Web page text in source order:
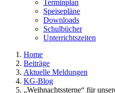
Terminplan
Speisepläne
Downloads
Schulbücher
Unterrichtszeiten
Home
Beiträge
Aktuelle Meldungen
KG-Blog
„Weihnachtssterne“ für